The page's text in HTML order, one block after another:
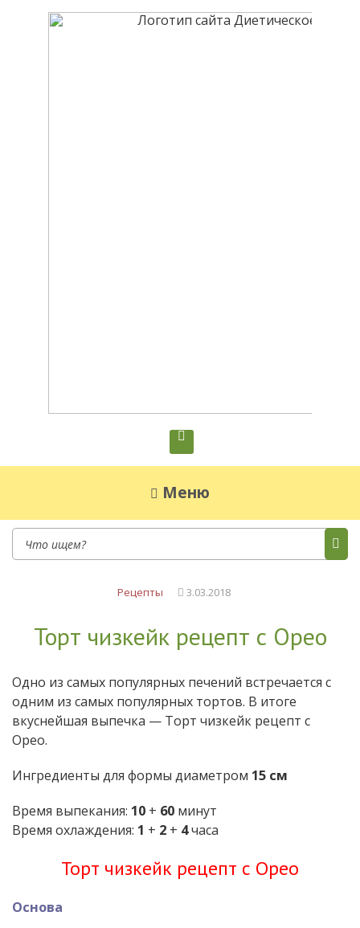
Диетическое питание
Диетическое питание — рецепты на каждый
Меню
Рецепты 3.03.2018
Торт чизкейк рецепт с Орео
Одно из самых популярных печений встречается с
одним из самых популярных тортов. В итоге
вкуснейшая выпечка — Торт чизкейк рецепт с
Орео.
Ингредиенты для формы диаметром 15 см
Время выпекания: 10 + 60 минут
Время охлаждения: 1 + 2 + 4часа
Торт чизкейк рецепт с Орео
Основа